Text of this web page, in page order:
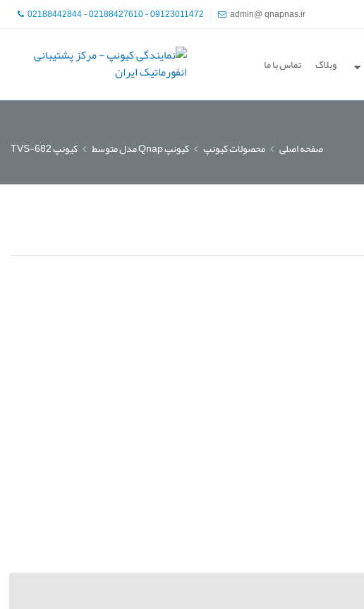
02188442844 - 02188427610 - 09123011472 admin@ qnapnas.ir
وبلاگ تماس با ما
صفحه اصلی محصولات کیونپ کیونپ Qnap مدل متوسط کیونپ TVS-682